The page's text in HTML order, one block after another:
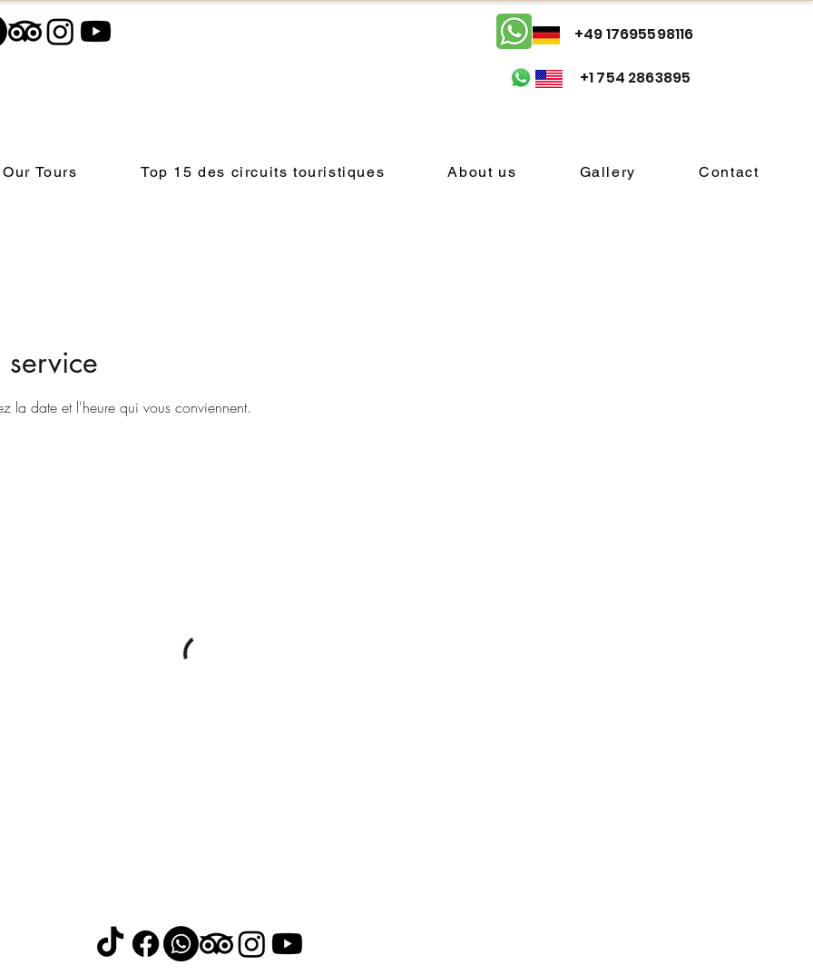
+49 17695598116
+1 754 2863895
Our Tours Top 15 des circuits touristiques About us Gallery Contact
service
la date et l'heure qui vous conviennent.